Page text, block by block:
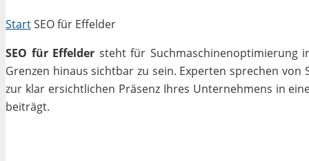
StartSEO für Effelder
SEO für Effelder steht für Suchmaschinenoptimierung
Grenzen hinaus sichtbar zu sein. Experten sprechen von
zur klar ersichtlichen Präsenz Ihres Unternehmens in
beiträgt.